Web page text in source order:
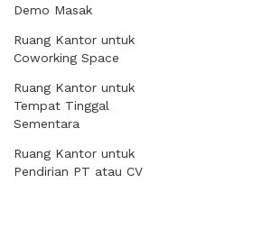
Demo Masak
Ruang Kantor untuk
Coworking Space
Ruang Kantor untuk
Tempat Tinggal
Sementara
Ruang Kantor untuk
Pendirian PT atau CV